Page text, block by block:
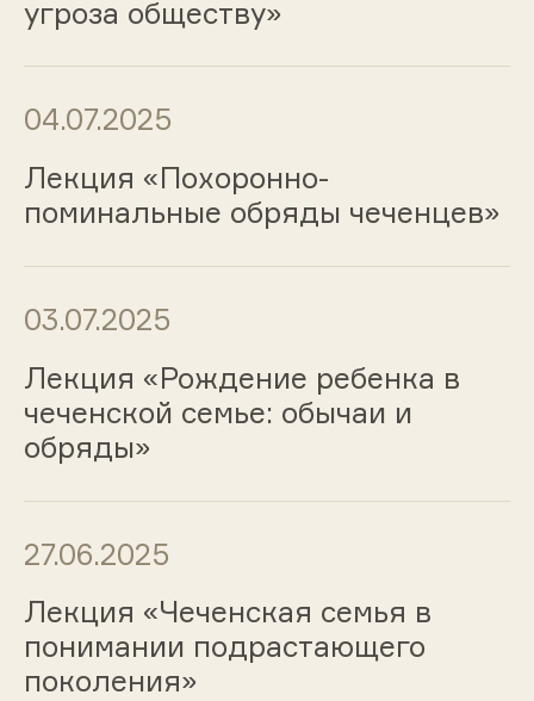
угроза обществу»
04.07.2025
Лекция «Похоронно-
поминальные обряды чеченцев»
03.07.2025
Лекция «Рождение ребенка в
чеченской семье: обычаи и
обряды»
27.06.2025
Лекция «Чеченская семья в
понимании подрастающего
поколения»